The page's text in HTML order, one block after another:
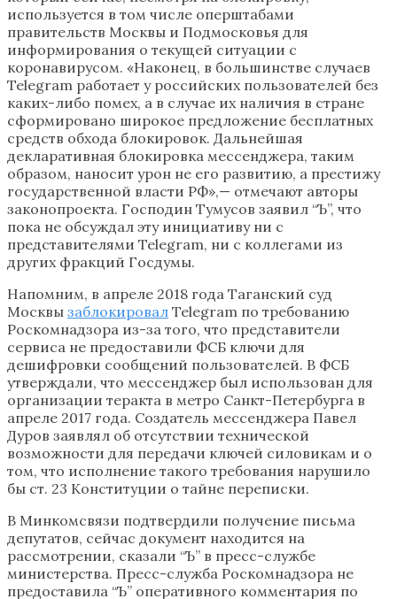
используется в том числе оперштабами
правительств Москвы и Подмосковья для
информирования о текущей ситуации с
коронавирусом. «Наконец, в большинстве случаев
Telegram работает у российских пользователей без
каких-либо помех, а в случае их наличия в стране
сформировано широкое предложение бесплатных
средств обхода блокировок. Дальнейшая
декларативная блокировка мессенджера, таким
образом, наносит урон не его развитию, а престижу
государственной власти РФ»,— отмечают авторы
законопроекта. Господин Тумусов заявил “Ъ”, что
пока не обсуждал эту инициативу ни с
представителями Telegram, ни с коллегами из
других фракций Госдумы.
Напомним, в апреле 2018 года Таганский суд
Москвы заблокировал Telegram по требованию
Роскомнадзора из-за того, что представители
сервиса не предоставили ФСБ ключи для
дешифровки сообщений пользователей. В ФСБ
утверждали, что мессенджер был использован для
организации теракта в метро Санкт-Петербурга в
апреле 2017 года. Создатель мессенджера Павел
Дуров заявлял об отсутствии технической
возможности для передачи ключей силовикам и о
том, что исполнение такого требования нарушило
бы ст. 23 Конституции о тайне переписки.
В Минкомсвязи подтвердили получение письма
депутатов, сейчас документ находится на
рассмотрении, сказали “Ъ” в пресс-службе
министерства. Пресс-служба Роскомнадзора не
предоставила “Ъ” оперативного комментария по